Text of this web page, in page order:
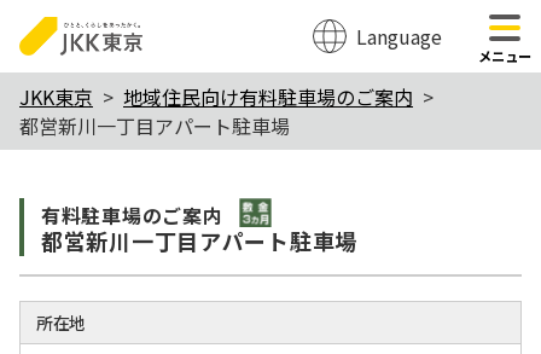
のページの本文へ移動
Language
メニュー
JKK東京
地域住民向け有料駐車場のご案内
都営新川一丁目アパート駐車場
有料駐⾞場のご案内 敷金3か月
都営新川一丁目アパート駐車場
所在地